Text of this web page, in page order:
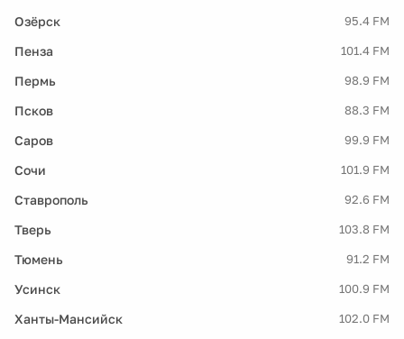
Озёрск 95.4 FM
Пенза 101.4 FM
Пермь 98.9 FM
Псков 88.3 FM
Саров 99.9 FM
Сочи 101.9 FM
Ставрополь 92.6 FM
Тверь 103.8 FM
Тюмень 91.2 FM
Усинск 100.9 FM
Ханты-Мансийск 102.0 FM